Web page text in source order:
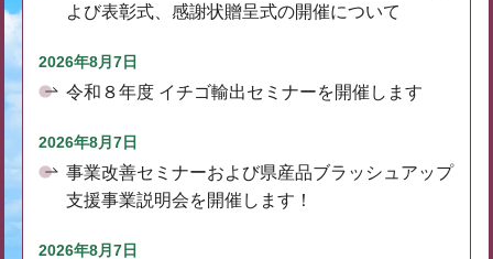
よび表彰式、感謝状贈呈式の開催について
2026年8月7日
令和８年度 イチゴ輸出セミナーを開催します
2026年8月7日
事業改善セミナーおよび県産品ブラッシュアップ
支援事業説明会を開催します！
2026年8月7日